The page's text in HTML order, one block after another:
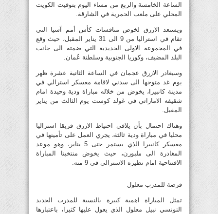
الساعة الخامسة والربع من مساء اليوم بتوقيت الكويت
المحلي على ملعب الحمرية في الشارقة.
ويستعد الازرق لخوض منافسات كأس أمم آسيا التي
تقام في استراليا من 9 الى 31 يناير المقبل، حيث وقع
في المجموعة الاولى الحديدية التي ضمته الى جانب
البلد المضيف، وكوريا الجنوبية وسلطنة عُمان.
وسيغادر الازرق عجمان في الساعة الثانية عشرة ظهر
يوم غد متوجها الى سدني لاقامة معسكر استرالي في
مدينة كانبيرا، يخوض من خلاله مباراة ودية وحيدة امام
شقيقه الاماراتي في غولد كوست يوم الثالث من يناير
المقبل.
وهناك احتمال بأن يلاقي احتياط الازرق فريقا استراليا
محليا في مباراة ودية ثالثة، يجري العمل على تأمينها في
معسكر كانبيرا الذي يستمر حتى 5 يناير، وهو موعد
المغادرة الى ملبورن، حيث يخوض منتخبنا المباراة
الافتتاحية امام نظيره الاسترالي في 9 منه.
فرصة للمدرب معلول
تمثل المباراة اهمية كبيرة بالنسبة للمدرب الجديد
التونسي نبيل معلول الذي يعول عليها كثيرا، باعتبارها